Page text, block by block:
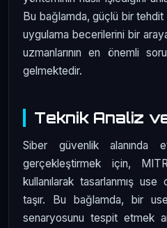
Bu bağlamda, güçlü bir tehdit
uygulama becerilerini bir
uzmanlarının en önemli
gelmektedir.
Teknik Analiz
Siber güvenlik alanında
gerçekleştirmek için,
kullanılarak tasarlanmış
taşır. Bu bağlamda, bir
senaryosunu tespit etmek